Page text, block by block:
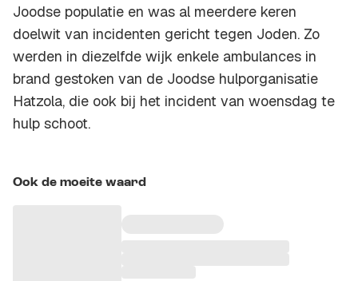
Joodse populatie en was al meerdere keren
doelwit van incidenten gericht tegen Joden. Zo
werden in diezelfde wijk enkele ambulances in
brand gestoken van de Joodse hulporganisatie
Hatzola, die ook bij het incident van woensdag te
hulp schoot.
Ook de moeite waard